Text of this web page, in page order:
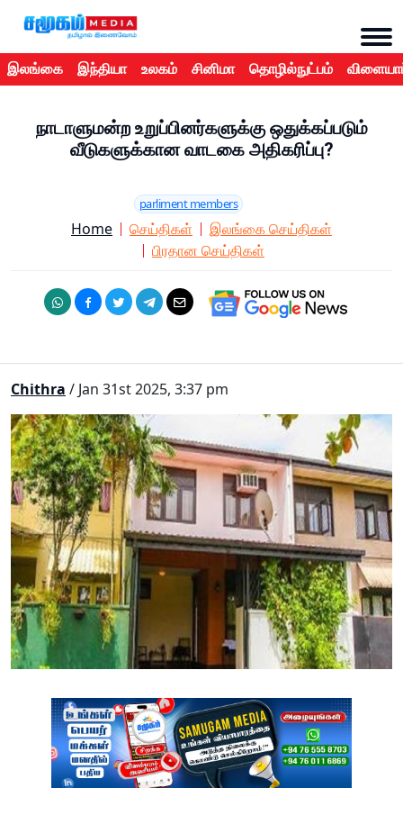
இலங்கை இந்தியா உலகம் சினிமா தொழில்நுட்பம்
நாடாளுமன்ற உறுப்பினர்களுக்கு ஒதுக்கப்படும்
வீடுகளுக்கான வாடகை அதிகரிப்பு?
parliment members
Home செய்திகள்
இலங்கை செய்திகள்
பிரதான செய்திகள்
Chithra / Jan 31st 2025, 3:37 pm